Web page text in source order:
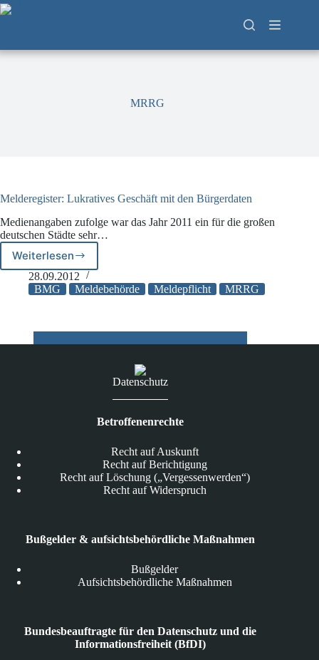
Zum
Inhalt
MRRG
Melderegister: Lukratives Geschäft mit den Bürgerdaten
Medienangaben zufolge war das Jahr 2011 ein für die großen
deutschen Städte sehr…
WeiterlesenMelderegister:
Lukratives
Geschäft
Bürgerdaten
28.09.2012
BMG
Meldebehörde Meldepflicht MRRG
Datenschutz
Betroffenenrechte
Recht auf Auskunft
Recht auf Berichtigung
Recht auf Löschung („Vergessenwerden“)
Recht auf Widerspruch
Bußgelder & aufsichtsbehördliche Maßnahmen
Bußgelder
Aufsichtsbehördliche Maßnahmen
Bundesbeauftragte für den Datenschutz und die
Informationsfreiheit (BfDI)